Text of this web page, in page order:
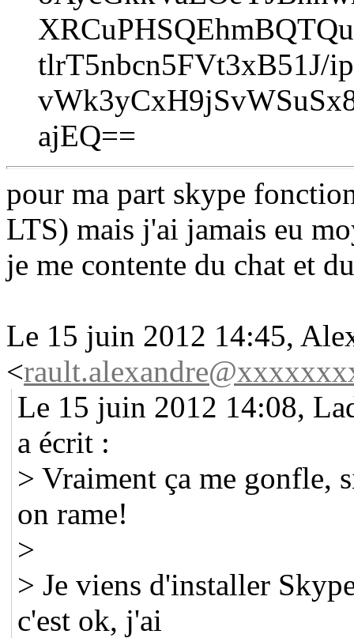
tlrT5nbcn5FVt3xB51J/
ajEQ==
pour ma part skype
LTS) mais j'ai jamais eu
je me contente du chat et
Le 15 juin 2012 14:45,
<
Le 15 juin 2012 14:08,
a écrit :
> Vraiment ça me gonfle,
on rame!
>
> Je viens d'installer
c'est ok, j'ai